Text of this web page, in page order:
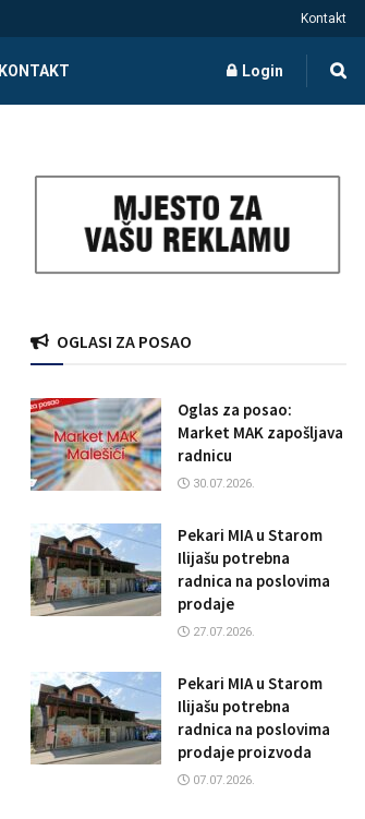
Kontakt
KONTAKT Login
OGLASI ZA POSAO
Oglas za posao:
Market MAK zapošljava
radnicu
30.07.2026.
Pekari MIA u Starom
Ilijašu potrebna
radnica na poslovima
prodaje
27.07.2026.
Pekari MIA u Starom
Ilijašu potrebna
radnica na poslovima
prodaje proizvoda
07.07.2026.